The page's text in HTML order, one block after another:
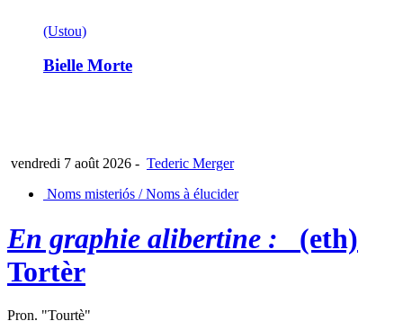
(Ustou)
Bielle Morte
vendredi 7 août 2026 - Tederic Merger
Noms misteriós / Noms à élucider
En graphie alibertine : (eth)
Tortèr
Pron. "Tourtè"